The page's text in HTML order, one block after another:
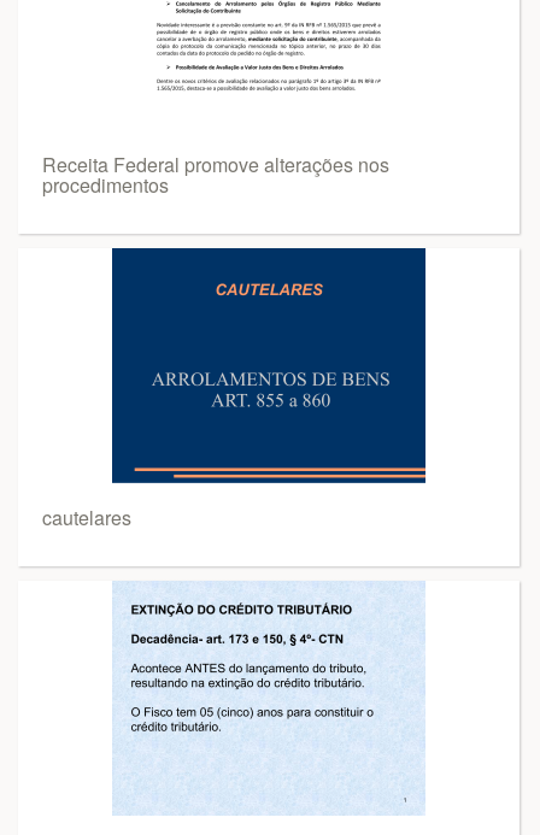
Receita Federal promove alterações nos
procedimentos
cautelares